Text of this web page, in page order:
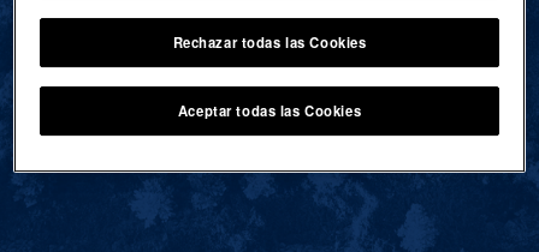
VOLVER AL INICIO
Rechazar todas las Cookies
Aceptar todas las Cookies